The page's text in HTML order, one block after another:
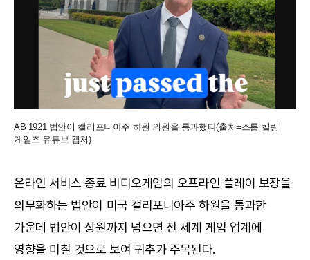
AB 1921 법안이 캘리포니아주 하원 의원을 통과했다(출처=스톱 킬링
게임즈 유튜브 캡처).
온라인 서비스 종료 비디오게임의 오프라인 플레이 보장을
의무화하는 법안이 미국 캘리포니아주 하원을 통과한
가운데 법안이 상원까지 넘으면 전 세계 게임 업계에
영향을 미칠 것으로 보여 귀추가 주목된다.